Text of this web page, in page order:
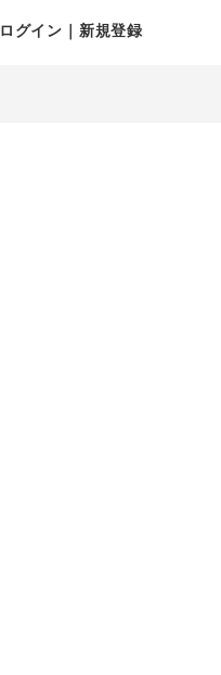
ログイン｜新規登録